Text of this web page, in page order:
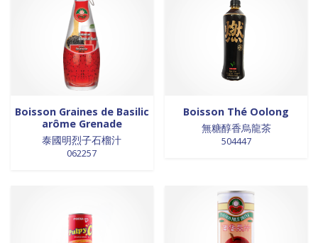
Boisson Graines de Basilic
arôme Grenade
泰國明烈子石榴汁
062257
Boisson Thé Oolong
無糖醇香烏龍茶
504447